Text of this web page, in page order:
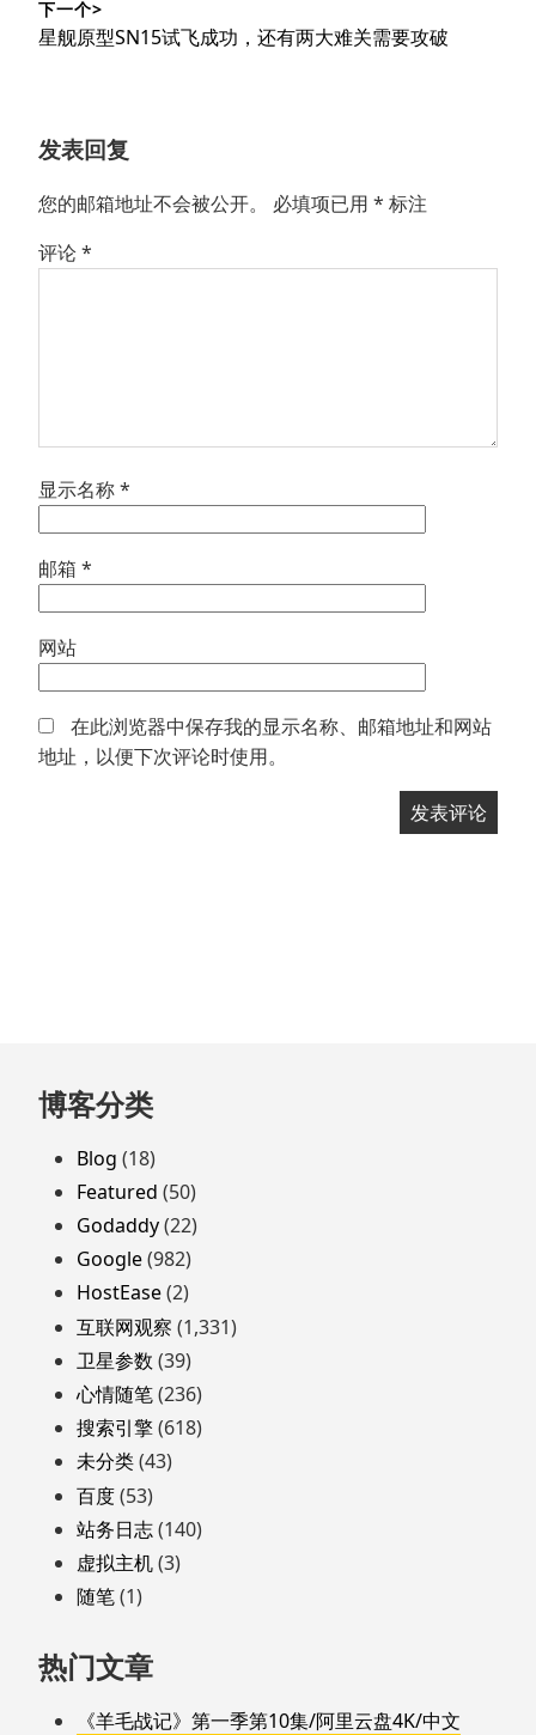
航
文
章：
下一个>
下
星舰原型SN15试飞成功，还有两大难关需要攻破
发表回复
您的邮箱地址不会被公开。 必填项已用 * 标注
评论*
显示名称*
邮箱 *
网站
在此浏览器中保存我的显示名称、邮箱地址和网站
地址，以便下次评论时使用。
跳
至
页
脚
博客分类
Blog (18)
Featured (50)
Godaddy(22)
Google(982)
HostEase(2)
互联网观察 (1,331)
卫星参数 (39)
心情随笔(236)
搜索引擎(618)
未分类(43)
百度(53)
站务日志(140)
虚拟主机(3)
随笔(1)
热门文章
《羊毛战记》第一季第10集/阿里云盘4K/中文